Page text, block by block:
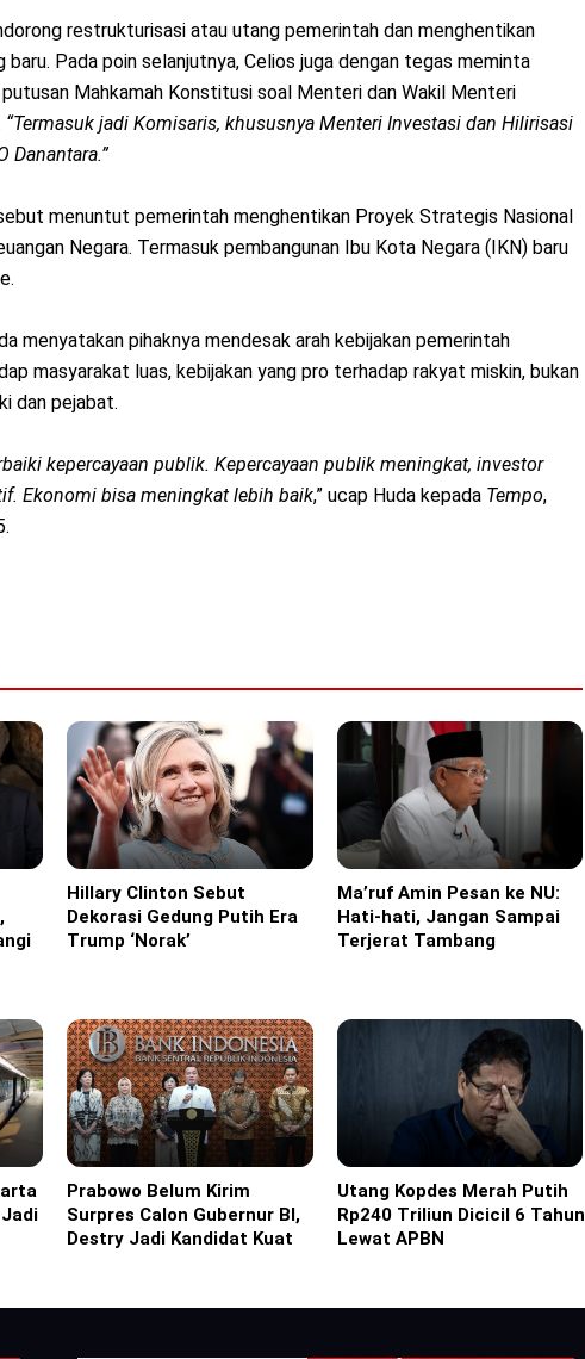
restrukturisasi atau utang pemerintah dan menghentikan
baru. Pada poin selanjutnya, Celios juga dengan tegas meminta
Mahkamah Konstitusi soal Menteri dan Wakil Menteri
“Termasuk jadi Komisaris, khususnya Menteri Investasi dan Hilirisasi
Danantara.”
menuntut pemerintah menghentikan Proyek Strategis Nasional
Negara. Termasuk pembangunan Ibu Kota Negara (IKN) baru
menyatakan pihaknya mendesak arah kebijakan pemerintah
masyarakat luas, kebijakan yang pro terhadap rakyat miskin, bukan
dan pejabat.
kepercayaan publik. Kepercayaan publik meningkat, investor
Ekonomi bisa meningkat lebih baik,” ucap Huda kepada Tempo,
Eropa
Hillary Clinton Sebut
Dekorasi Gedung Putih Era
Trump ‘Norak’
Headline
Ma’ruf Amin Pesan ke NU:
Hati-hati, Jangan Sampai
Terjerat Tambang
Headline
Prabowo Belum Kirim
Surpres Calon Gubernur BI,
Destry Jadi Kandidat Kuat
Headline
Utang Kopdes Merah Putih
Rp240 Triliun Dicicil 6 Tahun
Lewat APBN